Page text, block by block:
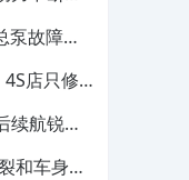
泵故障，
店只修
续航锐
和车身多